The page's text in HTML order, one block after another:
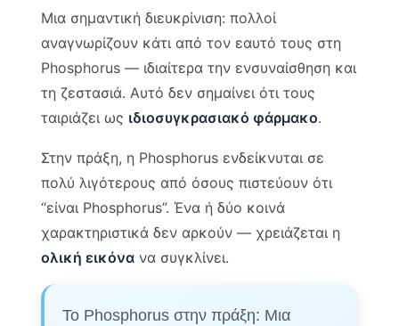
Μια σημαντική διευκρίνιση: πολλοί
αναγνωρίζουν κάτι από τον εαυτό τους στη
Phosphorus — ιδιαίτερα την ενσυναίσθηση και
τη ζεστασιά. Αυτό δεν σημαίνει ότι τους
ταιριάζει ως ιδιοσυγκρασιακό φάρμακο.
Στην πράξη, η Phosphorus ενδείκνυται σε
πολύ λιγότερους από όσους πιστεύουν ότι
“είναι Phosphorus”. Ένα ή δύο κοινά
χαρακτηριστικά δεν αρκούν — χρειάζεται η
ολική εικόνα να συγκλίνει.
Το Phosphorus στην πράξη: Μια